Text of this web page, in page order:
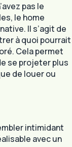
pas le
le home
Il s’agit de
à quoi pourrait
Cela permet
se projeter plus
de louer ou
intimidant
avec un